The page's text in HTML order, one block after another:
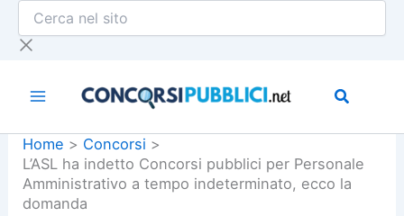
Cerca
sito
Home
Concorsi
L’ASL ha indetto Concorsi pubblici per Personale
Amministrativo a tempo indeterminato, ecco la
domanda